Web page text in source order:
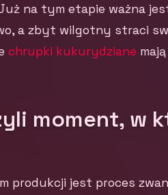
na tym etapie ważna
a zbyt wilgotny straci
chrupki kukurydziane
moment, w
produkcji jest proces